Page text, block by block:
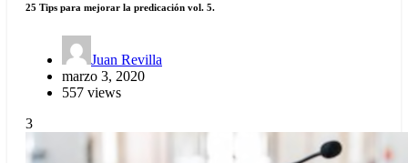
25 Tips para mejorar la predicación vol. 5.
Juan Revilla
marzo 3, 2020
557 views
3